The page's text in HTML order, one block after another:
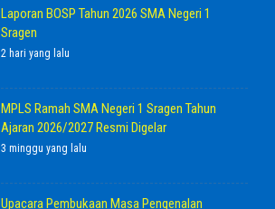
Laporan BOSP Tahun 2026 SMA Negeri 1
Sragen
2 hari yang lalu
MPLS Ramah SMA Negeri 1 Sragen Tahun
Ajaran 2026/2027 Resmi Digelar
3 minggu yang lalu
Upacara Pembukaan Masa Pengenalan